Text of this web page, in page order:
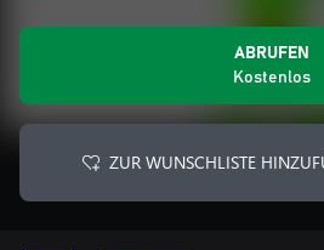
ABRUFEN
Kostenlos
ZUR WUNSCHLISTE